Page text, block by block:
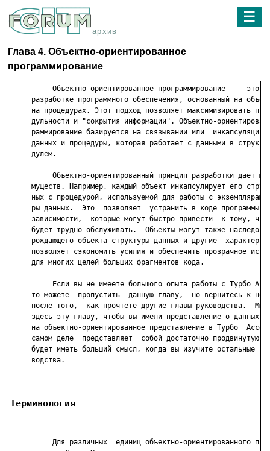
архив
☰
Глава 4. Объектно-ориентированное
программирование
Объектно-ориентированное программирование  -  это
разработке программного обеспечения, основанный на
на процедурах. Этот подход позволяет максимизировать
дульности и "сокрытия информации". Объектно-
раммирование базируется на связывании или  инкапсуляции
данных и процедуры, которая работает с данными в
     дулем.
Объектно-ориентированный принцип разработки дает
муществ. Например, каждый объект инкапсулирует его
ных с процедурой, используемой для работы с экземплярами
ры данных.  Это  позволяет  устранить в коде программы
зависимости,  которые могут быстро привести  к тому, что
будет трудно обслуживать.  Объекты могут также
рождающего объекта структуры данных и другие
позволяет сэкономить усилия и обеспечить прозрачное
     для многих целей больших фрагментов кода.
Если вы не имеете большого опыта работы с Турбо
то можете  пропустить  данную главу,  но вернитесь к ней
после того,  как прочтете другие главы руководства.  Мы
здесь эту главу, чтобы вы имели представление о данных
на объектно-ориентированное представление в Турбо
самом деле  представляет  собой достаточно продвинутую
будет иметь больший смысл, когда вы изучите остальные
     водства.
Терминология
Для различных  единиц объектно-ориентированного